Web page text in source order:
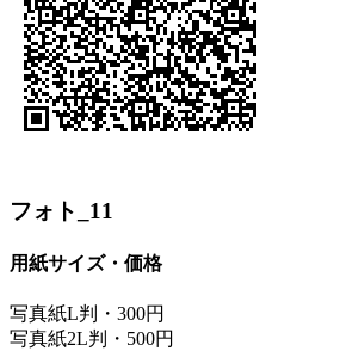
フォト_11
用紙サイズ・価格
写真紙L判・300円
写真紙2L判・500円